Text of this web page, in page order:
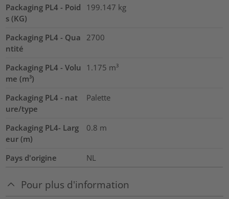
Packaging PL4 - Poid
s (KG)
199.147 kg
Packaging PL4 - Qua
ntité
2700
Packaging PL4 - Volu
me (m³)
1.175 m³
Packaging PL4 - nat
ure/type
Palette
Packaging PL4- Larg
eur (m)
0.8 m
Pays d'origine NL
Pour plus d'information